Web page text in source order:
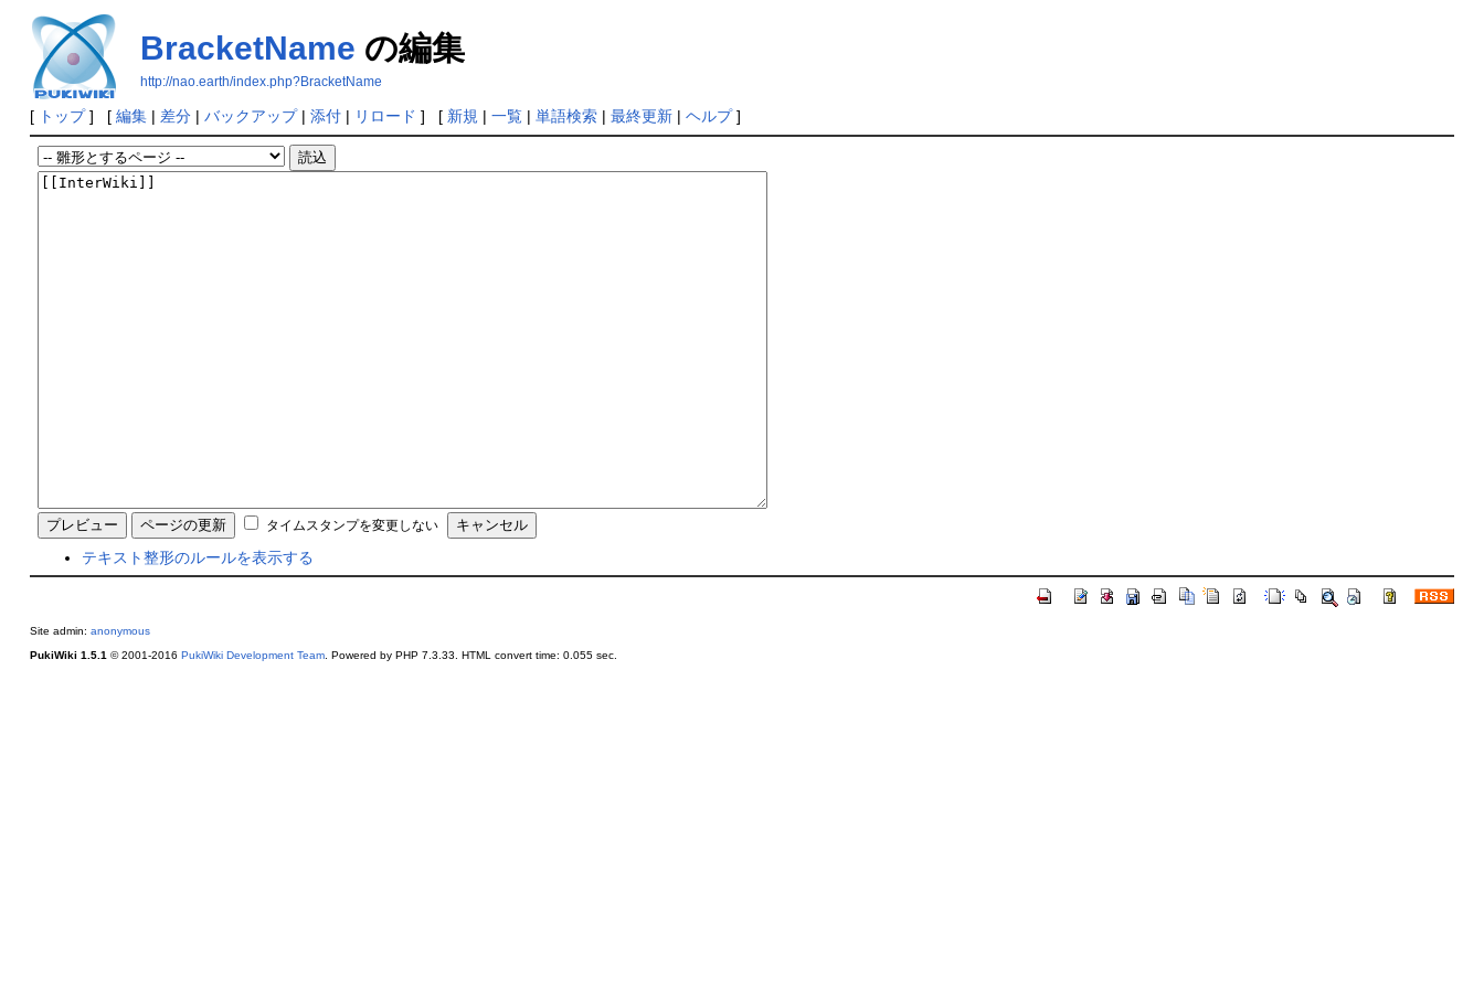
BracketName の編集
http://nao.earth/index.php?BracketName
[ トップ] [ 編集| 差分| バックアップ| 添付| リロード ] [ 新規 | 一覧| 単語検索| 最終更新| ヘルプ]
タイムスタンプを変更しない
テキスト整形のルールを表示する
Site admin: anonymous
PukiWiki 1.5.1 © 2001-2016 PukiWiki Development Team. Powered by PHP 7.3.33. HTML convert time: 0.055 sec.